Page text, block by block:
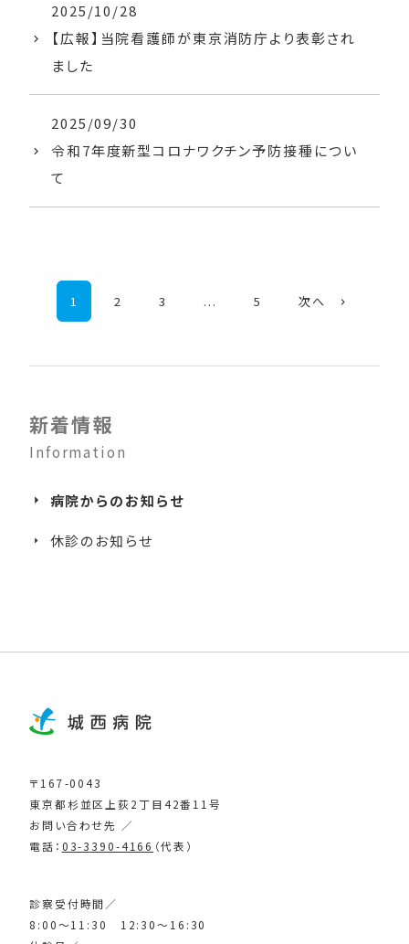
新着情報
Information
病院からのお知らせ
休診のお知らせ
2025/10/28
【広報】当院看護師が東京消防庁より表彰され
ました
2025/09/30
令和7年度新型コロナワクチン予防接種につい
て
1 2 3 ... 5 次へ
〒167-0043
東京都杉並区上荻2丁目42番11号
お問い合わせ先 ／
電話： 03-3390-4166 （代表）
診察受付時間／
8:00～11:30 12:30～16:30